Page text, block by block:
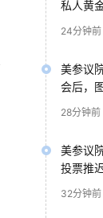
私人黄
24分钟前
美参议
会后，
28分钟前
美参议
投票推
32分钟前